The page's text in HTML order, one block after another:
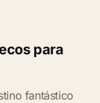
para
fantástico